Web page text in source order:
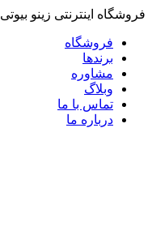
فروشگاه اینترنتی زینو بیوتی
فروشگاه
برندها
مشاوره
وبلاگ
تماس با ما
درباره ما